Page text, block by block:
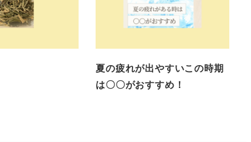
夏の疲れが出やすいこの時期
は〇〇がおすすめ！